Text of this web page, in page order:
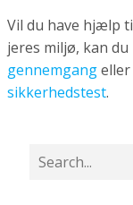
Vil du have hjælp
jeres miljø, kan du
gennemgang
sikkerhedstest.